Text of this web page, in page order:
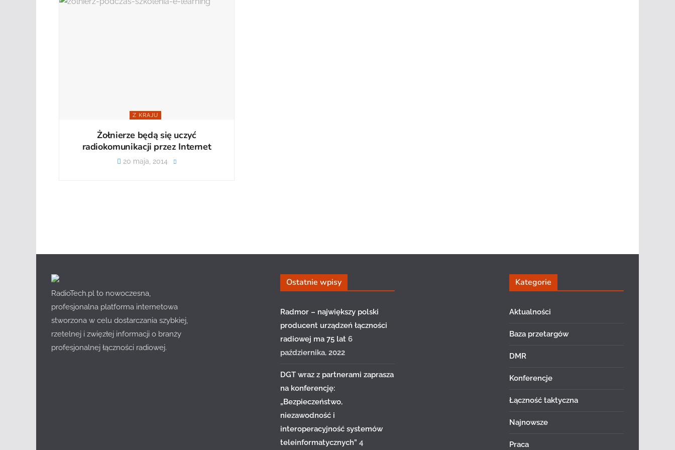
Z KRAJU
Żołnierze będą się uczyć
radiokomunikacji przez Internet
20 maja, 2014
RadioTech.pl to nowoczesna,
profesjonalna platforma internetowa
stworzona w celu dostarczania szybkiej,
rzetelnej i zwięzłej informacji o branży
profesjonalnej łączności radiowej.
Ostatnie wpisy
Radmor – największy polski
producent urządzeń łączności
radiowej ma 75 lat 6
października, 2022
DGT wraz z partnerami zaprasza
na konferencję:
„Bezpieczeństwo,
niezawodność i
interoperacyjność systemów
teleinformatycznych” 4
Kategorie
Aktualności
Baza przetargów
DMR
Konferencje
Łączność taktyczna
Najnowsze
Praca